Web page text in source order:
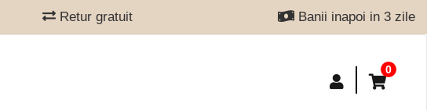
Retur gratuit Banii inapoi in 3 zile
0